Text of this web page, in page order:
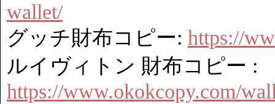
wallet/
グッチ財布コピー: https://
ルイヴィトン 財布コピー :
https://www.okokcopy.com/